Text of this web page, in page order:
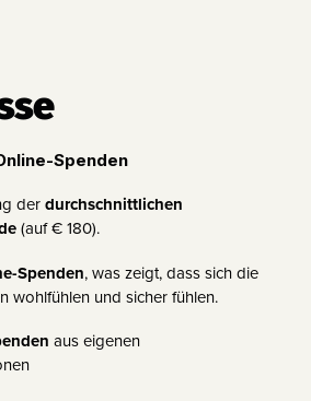
Spenden
derdurchschnittlichen
(auf € 180).
Spenden, was zeigt, dass sich die
wohlfühlen und sicher fühlen.
aus eigenen